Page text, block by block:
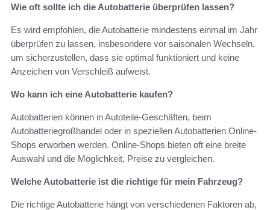
Wie oft sollte ich die Autobatterie überprüfen lassen?
Es wird empfohlen, die Autobatterie mindestens einmal im Jahr
überprüfen zu lassen, insbesondere vor saisonalen Wechseln,
um sicherzustellen, dass sie optimal funktioniert und keine
Anzeichen von Verschleiß aufweist.
Wo kann ich eine Autobatterie kaufen?
Autobatterien können in Autoteile-Geschäften, beim
Autobatteriegroßhandel oder in speziellen Autobatterien Online-
Shops erworben werden. Online-Shops bieten oft eine breite
Auswahl und die Möglichkeit, Preise zu vergleichen.
Welche Autobatterie ist die richtige für mein Fahrzeug?
Die richtige Autobatterie hängt von verschiedenen Faktoren ab,